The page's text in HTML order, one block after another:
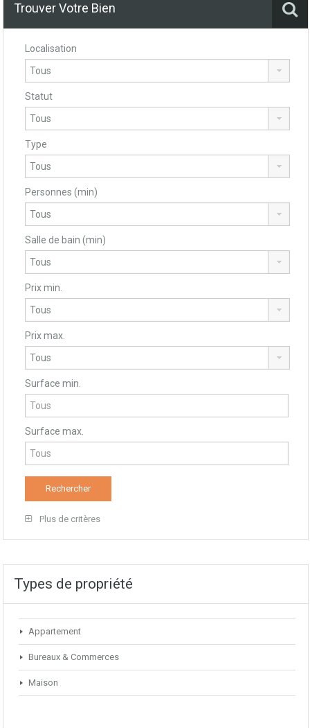
Trouver Votre Bien
Localisation
Statut
Type
Personnes (min)
Salle de bain (min)
Prix min.
Prix max.
Surface min.
Surface max.
Plus de critères
Types de propriété
Appartement
Bureaux & Commerces
Maison